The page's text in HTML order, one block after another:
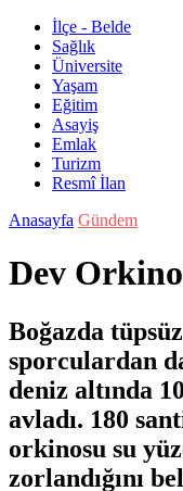
İlçe - Belde
Sağlık
Üniversite
Yaşam
Eğitim
Asayiş
Emlak
Turizm
Resmî İlan
Anasayfa Gündem
Dev
Boğazda
sporculardan
deniz altında
avladı. 180
orkinosu su
zorlandığını